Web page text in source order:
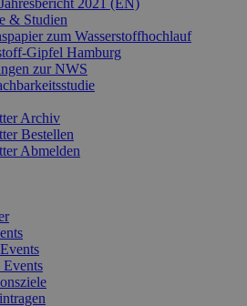
2021 (EN)
& Studien
zum Wasserstoffhochlauf
Gipfel Hamburg
zur NWS
Archiv
Bestellen
Abmelden
Events